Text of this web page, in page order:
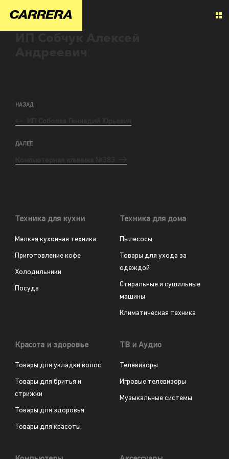
НАЗАД
ДАЛЕЕ
Техника для кухни
Мелкая кухонная техника
Приготовление кофе
Холодильники
Посуда
Техника для дома
Пылесосы
Товары для ухода за
одеждой
Стиральные и сушильные
машины
Климатическая техника
Красота и здоровье
Товары для укладки волос
Товары для бритья и
стрижки
Товары для здоровья
Товары для красоты
ТВ и Аудио
Телевизоры
Игровые телевизоры
Музыкальные системы